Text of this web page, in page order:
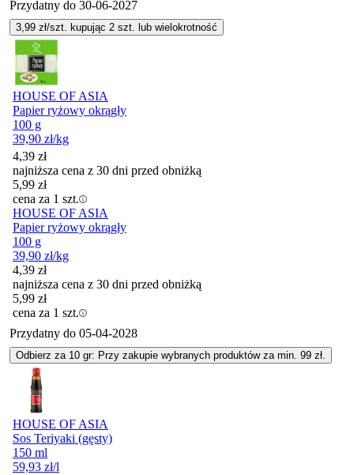
Przydatny do 30-06-2027
3,99 zł/szt. kupując 2 szt. lub wielokrotność
HOUSE OF ASIA
Papier ryżowy okrągły
100 g
39,90 zł/kg
4,39 zł
najniższa cena z 30 dni przed obniżką
5,99 zł
cena za 1 szt.
HOUSE OF ASIA
Papier ryżowy okrągły
100 g
39,90 zł/kg
4,39 zł
najniższa cena z 30 dni przed obniżką
5,99 zł
cena za 1 szt.
Przydatny do 05-04-2028
Odbierz za 10 gr: Przy zakupie wybranych produktów za min. 99 zł.
HOUSE OF ASIA
Sos Teriyaki (gęsty)
150 ml
59,93 zł/l